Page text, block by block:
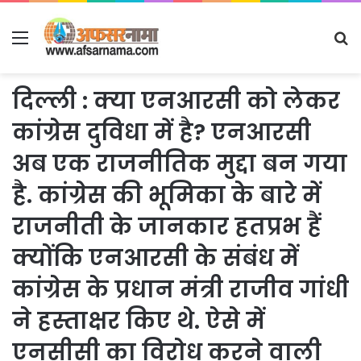
Menu
दिल्ली : क्या एनआरसी को लेकर
कांग्रेस दुविधा में है? एनआरसी
अब एक राजनीतिक मुद्दा बन गया
है. कांग्रेस की भूमिका के बारे में
राजनीती के जानकार हतप्रभ हैं
क्योंकि एनआरसी के संबंध में
कांग्रेस के प्रधान मंत्री राजीव गांधी
ने हस्ताक्षर किए थे. ऐसे में
एनसीसी का विरोध करने वाली